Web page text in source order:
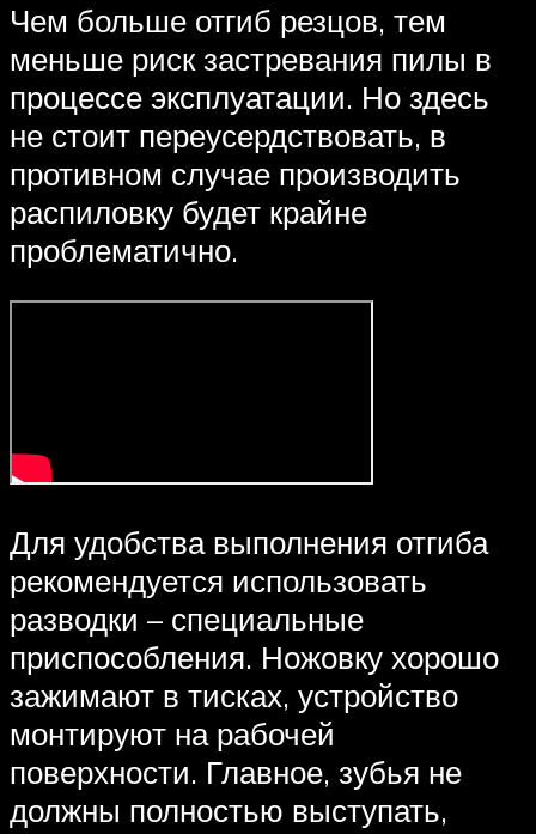
Чем больше отгиб резцов, тем
меньше риск застревания пилы в
процессе эксплуатации. Но здесь
не стоит переусердствовать, в
противном случае производить
распиловку будет крайне
проблематично.
Для удобства выполнения отгиба
рекомендуется использовать
разводки – специальные
приспособления. Ножовку хорошо
зажимают в тисках, устройство
монтируют на рабочей
поверхности. Главное, зубья не
должны полностью выступать,